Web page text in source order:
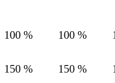
100 % 100 %
150 % 150 %